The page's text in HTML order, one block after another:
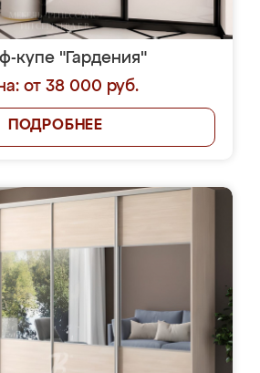
купе "Гардения"
от 38 000 руб.
ПОДРОБНЕЕ